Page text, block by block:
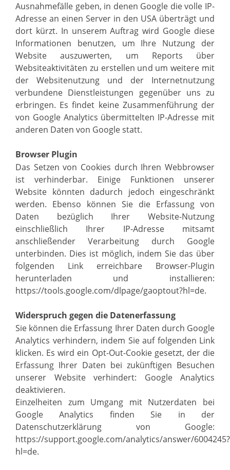
Ausnahmefälle geben, in denen Google die volle IP-
Adresse an einen Server in den USA überträgt und
dort kürzt. In unserem Auftrag wird Google diese
Informationen benutzen, um Ihre Nutzung der
Website auszuwerten, um Reports über
Websiteaktivitäten zu erstellen und um weitere mit
der Websitenutzung und der Internetnutzung
verbundene Dienstleistungen gegenüber uns zu
erbringen. Es findet keine Zusammenführung der
von Google Analytics übermittelten IP-Adresse mit
anderen Daten von Google statt.
Browser Plugin
Das Setzen von Cookies durch Ihren Webbrowser
ist verhinderbar. Einige Funktionen unserer
Website könnten dadurch jedoch eingeschränkt
werden. Ebenso können Sie die Erfassung von
Daten bezüglich Ihrer Website-Nutzung
einschließlich Ihrer IP-Adresse mitsamt
anschließender Verarbeitung durch Google
unterbinden. Dies ist möglich, indem Sie das über
folgenden Link erreichbare Browser-Plugin
herunterladen und installieren:
https://tools.google.com/dlpage/gaoptout?hl=de.
Widerspruch gegen die Datenerfassung
Sie können die Erfassung Ihrer Daten durch Google
Analytics verhindern, indem Sie auf folgenden Link
klicken. Es wird ein Opt-Out-Cookie gesetzt, der die
Erfassung Ihrer Daten bei zukünftigen Besuchen
unserer Website verhindert: Google Analytics
deaktivieren.
Einzelheiten zum Umgang mit Nutzerdaten bei
Google Analytics finden Sie in der
Datenschutzerklärung von Google:
https://support.google.com/analytics/answer/6004245?
hl=de.